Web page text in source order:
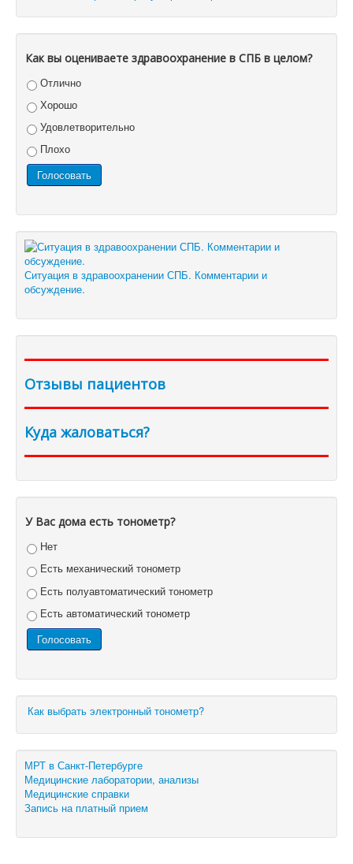
Как вы оцениваете здравоохранение в СПБ в целом?
Отлично
Хорошо
Удовлетворительно
Плохо
Ситуация в здравоохранении СПБ. Комментарии и
обсуждение.
Отзывы пациентов
Куда жаловаться?
У Вас дома есть тонометр?
Нет
Есть механический тонометр
Есть полуавтоматический тонометр
Есть автоматический тонометр
Как выбрать электронный тонометр?
МРТ в Санкт-Петербурге
Медицинские лаборатории, анализы
Медицинские справки
Запись на платный прием